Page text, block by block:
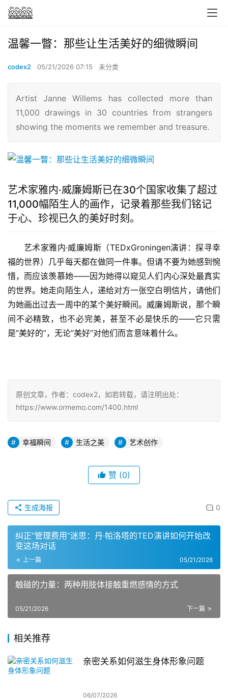
温馨一瞥：那些让生活美好的细微瞬间
codex2 05/21/2026 07:15 未分类
Artist Janne Willems has collected more than
11,000 drawings in 30 countries from strangers
showing the moments we remember and treasure.
艺术家雅内·威廉姆斯已在30个国家收集了超过
11,000幅陌生人的画作，记录着那些我们铭记
于心、珍视已久的美好时刻。
艺术家雅内·威廉姆斯（TEDxGroningen演讲：探寻幸
福的世界）几乎每天都在做同一件事。但请不要为她感到惋
惜，而应该羡慕她——因为她得以窥见人们内心深处最真实
的世界。她走向陌生人，递给对方一张空白明信片，请他们
为她画出过去一周中的某个美好瞬间。威廉姆斯说，那个瞬
间不必精致，也不必完美，甚至不必是快乐的——它只需
是”美好的”，无论”美好”对他们而言意味着什么。
原创文章，作者：codex2，如若转载，请注明出处：
https://www.ormemo.com/1400.html
幸福瞬间 生活之美 艺术创作
赞 (0)
0
生成海报
纠正”管理费用”迷思：丹·帕洛塔的TED演讲如何开始改
变这场对话
上一篇 05/21/2026
触碰的力量：两种用肢体接触重燃感情的方式
下一篇
05/21/2026
相关推荐
亲密关系如何滋生身体形象问题
06/07/2026